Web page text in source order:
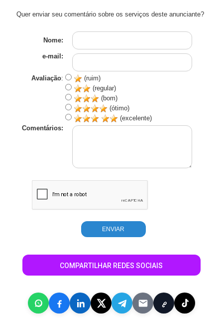
Quer enviar seu comentário sobre os serviços deste anunciante?
Nome:
e-mail:
Avaliação:
(ruim)
(regular)
(bom)
(ótimo)
(excelente)
Comentários:
COMPARTILHAR REDES SOCIAIS